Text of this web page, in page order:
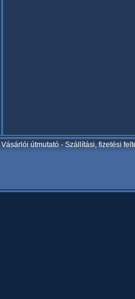
Vásárlói útmutató-Szállítási, fizetési